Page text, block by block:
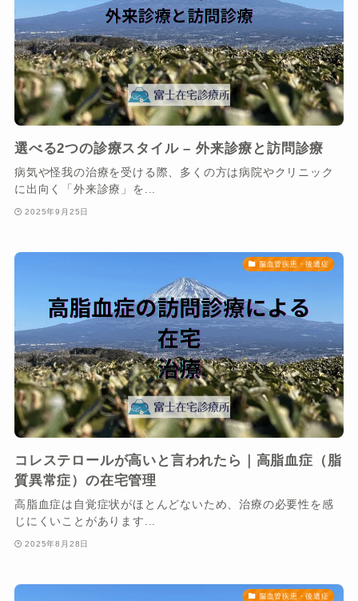
選べる2つの診療スタイル – 外来診療と訪問診療
病気や怪我の治療を受ける際、多くの方は病院やクリニック
に出向く「外来診療」を...
2025年9月25日
脳血管疾患・後遺症
コレステロールが高いと言われたら｜高脂血症（脂
質異常症）の在宅管理
高脂血症は自覚症状がほとんどないため、治療の必要性を感
じにくいことがあります...
2025年8月28日
脳血管疾患・後遺症